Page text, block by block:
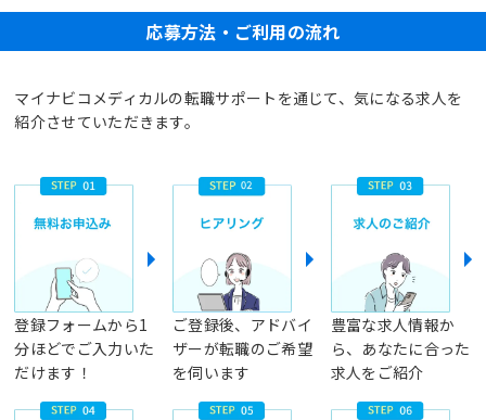
応募方法・ご利用の流れ
マイナビコメディカルの転職サポートを通じて、気になる求人を
紹介させていただきます。
登録フォームから1
分ほどでご入力いた
だけます！
ご登録後、アドバイ
ザーが転職のご希望
を伺います
豊富な求人情報か
ら、あなたに合った
求人をご紹介